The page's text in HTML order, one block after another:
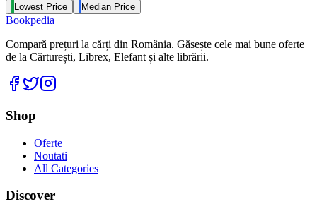
Lowest Price Median Price
Bookpedia
Compară prețuri la cărți din România. Găsește cele mai bune oferte
de la Cărturești, Librex, Elefant și alte librării.
Facebook
Twitter
Shop
Oferte
Noutati
All Categories
Discover